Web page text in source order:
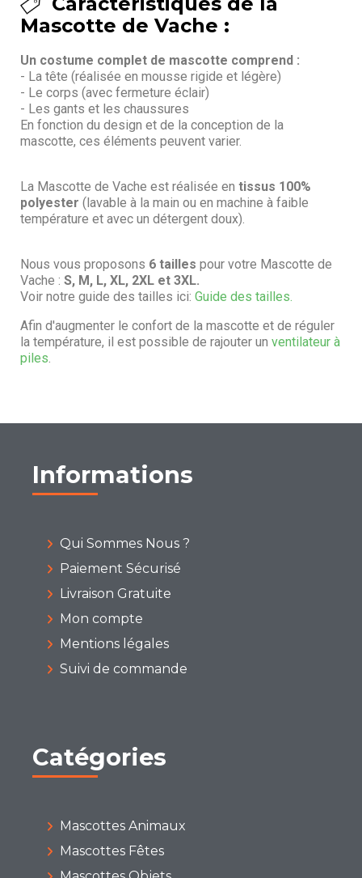
Mascotte de Vache :
Un costume complet de mascotte comprend :
- La tête (réalisée en mousse rigide et légère)
- Le corps (avec fermeture éclair)
- Les gants et les chaussures
En fonction du design et de la conception de la
mascotte, ces éléments peuvent varier.
La Mascotte de Vache est réalisée en tissus 100%
polyester (lavable à la main ou en machine à faible
température et avec un détergent doux).
Nous vous proposons 6 tailles pour votre Mascotte de
Vache : S, M, L, XL, 2XL et 3XL.
Voir notre guide des tailles ici: Guide des tailles.
Afin d'augmenter le confort de la mascotte et de réguler
la température, il est possible de rajouter un ventilateur à
piles.
Informations
Qui Sommes Nous ?
Paiement Sécurisé
Livraison Gratuite
Mon compte
Mentions légales
Suivi de commande
Catégories
Mascottes Animaux
Mascottes Fêtes